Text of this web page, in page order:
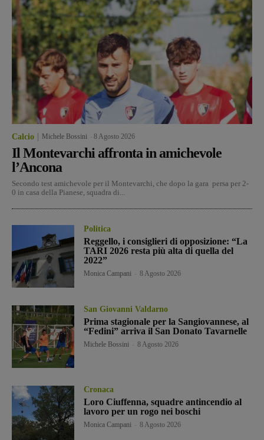
Calcio Michele Bossini 8 Agosto 2026
Il Montevarchi affronta in amichevole
l’Ancona
Secondo test amichevole per il Montevarchi, che dopo la gara persa per 2-
0 in casa della Pianese, squadra di...
Politica
Reggello, i consiglieri di opposizione: “La
TARI 2026 resta più alta di quella del
2022”
Monica Campani 8 Agosto 2026
San Giovanni Valdarno
Prima stagionale per la Sangiovannese, al
“Fedini” arriva il San Donato Tavarnelle
Michele Bossini 8 Agosto 2026
Cronaca
Loro Ciuffenna, squadre antincendio al
lavoro per un rogo nei boschi
Monica Campani 8 Agosto 2026